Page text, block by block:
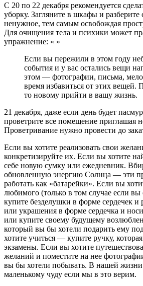
С 20 по 22 декабря рекомендуется
уборку. Загляните в шкафы и
ненужное, тем самым освобождая
Для очищения тела и психики может
упражнение: « »
Если вы пережили в этом году
события и у вас остались вещи
этом — фотографии, письма,
время избавиться от этих вещей.
то новому прийти в вашу жизнь.
21 декабря, даже если день будет
проветрите все помещение приглашая
Проветривание нужно провести до
Если вы хотите реализовать свои
конкретизируйте их. Если вы хотите
себе новую сумку или ежедневник.
обновленную энергию Солнца — эти
работать как «батарейки». Если вы
любимого (только в том случае если
купите безделушки в форме сердечек и
или украшения в форме сердечка и
или купите своему будущему
который вы бы хотели подарить ему
хотите учиться — купите ручку,
экзамены. Если вы хотите
желаний и поместите на нее
вы бы хотели побывать. В нашей жизни
маленькому чуду если мы в это верим.